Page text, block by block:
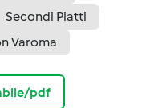
Secondi Piatti
Varoma
pdf